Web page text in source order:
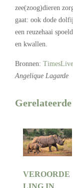
zee(zoog)dieren
gaat: ook dode
een reuzehaai
en kwallen.
Bronnen: TimesLive
Angelique Lagarde
VEROORDE
LING IN